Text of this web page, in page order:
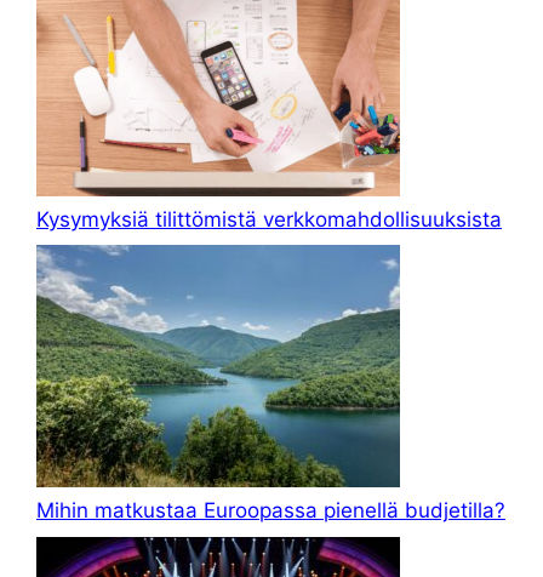
Kysymyksiä tilittömistä verkkomahdollisuuksista
Mihin matkustaa Euroopassa pienellä budjetilla?